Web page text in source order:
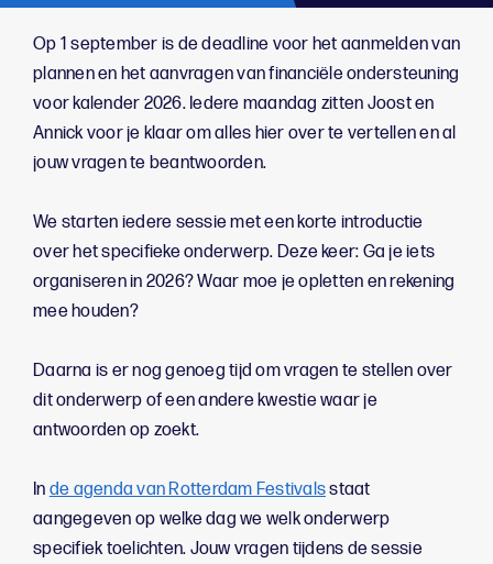
Op 1 september is de deadline voor het aanmelden van
plannen en het aanvragen van financiële ondersteuning
voor kalender 2026. Iedere maandag zitten Joost en
Annick voor je klaar om alles hier over te vertellen en al
jouw vragen te beantwoorden.
We starten iedere sessie met een korte introductie
over het specifieke onderwerp. Deze keer: Ga je iets
organiseren in 2026? Waar moe je opletten en rekening
mee houden?
Daarna is er nog genoeg tijd om vragen te stellen over
dit onderwerp of een andere kwestie waar je
antwoorden op zoekt.
In de agenda van Rotterdam Festivalsstaat
aangegeven op welke dag we welk onderwerp
specifiek toelichten. Jouw vragen tijdens de sessie